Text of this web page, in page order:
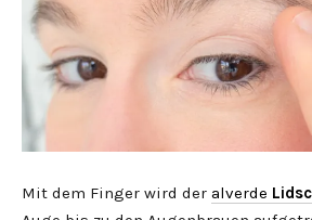
Mit dem Finger wird der alverde